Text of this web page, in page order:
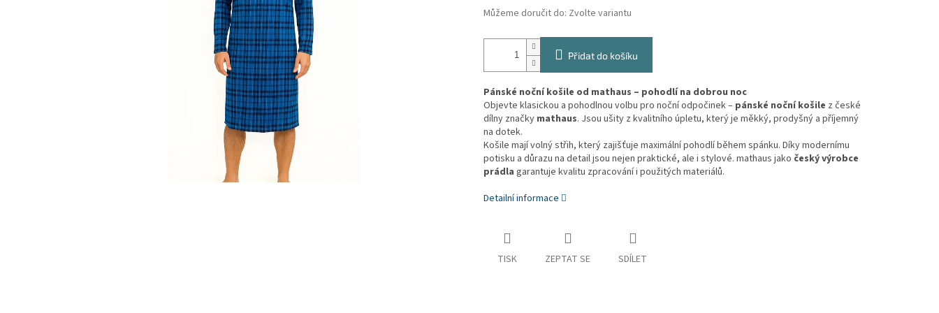
Můžeme doručit do: Zvolte variantu
Přidat do košíku
Pánské noční košile od mathaus – pohodlí na dobrou noc
Objevte klasickou a pohodlnou volbu pro noční odpočinek – pánské noční košile z české
dílny značky mathaus. Jsou ušity z kvalitního úpletu, který je měkký, prodyšný a příjemný
na dotek.
Košile mají volný střih, který zajišťuje maximální pohodlí během spánku. Díky modernímu
potisku a důrazu na detail jsou nejen praktické, ale i stylové. mathaus jako český výrobce
prádla garantuje kvalitu zpracování i použitých materiálů.
Detailní informace
TISK ZEPTAT SE SDÍLET